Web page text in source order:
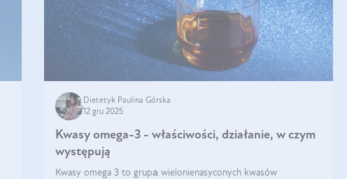
Dietetyk Paulina Górska
12 gru 2025
Kwasy omega-3 - właściwości, działanie, w czym
występują
Kwasy omega 3 to grupа wielonienasyconych kwasów